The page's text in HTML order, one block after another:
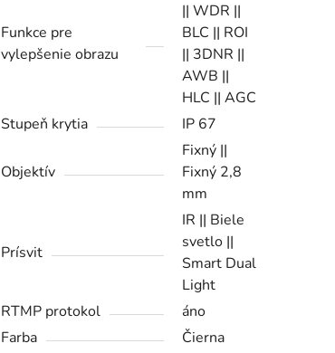
Funkce pre
vylepšenie obrazu
|| WDR ||
BLC || ROI
|| 3DNR ||
AWB ||
HLC || AGC
Stupeň krytia
IP 67
Objektív
Fixný ||
Fixný 2,8
mm
Prísvit
IR || Biele
svetlo ||
Smart Dual
Light
RTMP protokol
áno
Farba
Čierna